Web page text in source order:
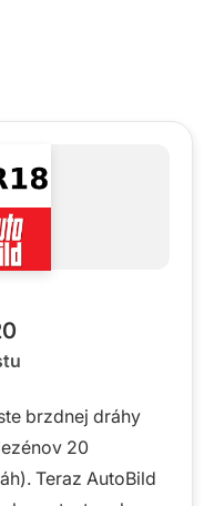
brzdnej dráhy
20
Teraz AutoBild